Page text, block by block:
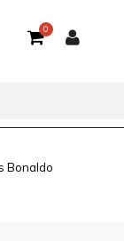
0
Bonaldo